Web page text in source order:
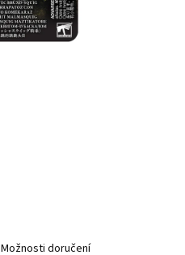
Možnosti doručení